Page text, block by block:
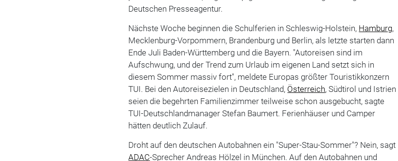
Deutschen Presseagentur.
Nächste Woche beginnen die Schulferien in Schleswig-Holstein, Hamburg,
Mecklenburg-Vorpommern, Brandenburg und Berlin, als letzte starten dann
Ende Juli Baden-Württemberg und die Bayern. "Autoreisen sind im
Aufschwung, und der Trend zum Urlaub im eigenen Land setzt sich in
diesem Sommer massiv fort", meldete Europas größter Touristikkonzern
TUI. Bei den Autoreisezielen in Deutschland, Österreich, Südtirol und Istrien
seien die begehrten Familienzimmer teilweise schon ausgebucht, sagte
TUI-Deutschlandmanager Stefan Baumert. Ferienhäuser und Camper
hätten deutlich Zulauf.
Droht auf den deutschen Autobahnen ein "Super-Stau-Sommer"? Nein, sagt
ADAC-Sprecher Andreas Hölzel in München. Auf den Autobahnen und